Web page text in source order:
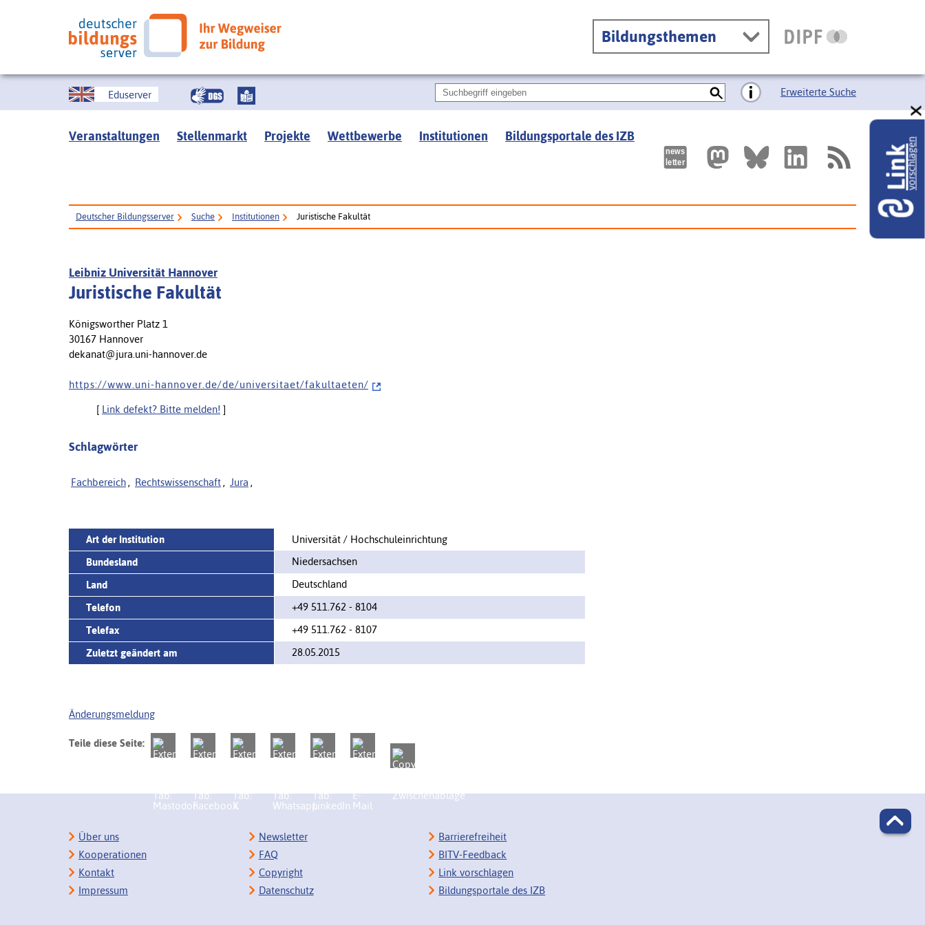
Bildungsthemen
Eduserver Erweiterte Suche
Veranstaltungen Stellenmarkt Projekte Wettbewerbe Institutionen Bildungsportale des IZB
Deutscher Bildungsserver Suche Institutionen Juristische Fakultät
Leibniz Universität Hannover
Juristische Fakultät
Königsworther Platz 1
30167 Hannover
dekanat@jura.uni-hannover.de
h t t p s : / / w w w . u n i - h a n n o v e r . d e / d e / u n i v e r s i t a e t / f a k u l t a e t e n /
[ Link defekt? Bitte melden! ]
Schlagwörter
Fachbereich , Rechtswissenschaft , Jura ,
Art der Institution
Universität / Hochschuleinrichtung
Bundesland
Niedersachsen
Land
Deutschland
Telefon
+49 511.762 - 8104
Telefax
+49 511.762 - 8107
Zuletzt geändert am
28.05.2015
Änderungsmeldung
Teile diese Seite:
Linkvorschlagen
Über uns
Kooperationen
Kontakt
Impressum
Newsletter
FAQ
Copyright
Datenschutz
Barrierefreiheit
BITV-Feedback
Link vorschlagen
Bildungsportale des IZB